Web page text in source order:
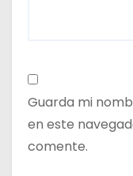
Guarda mi
en este
comente.